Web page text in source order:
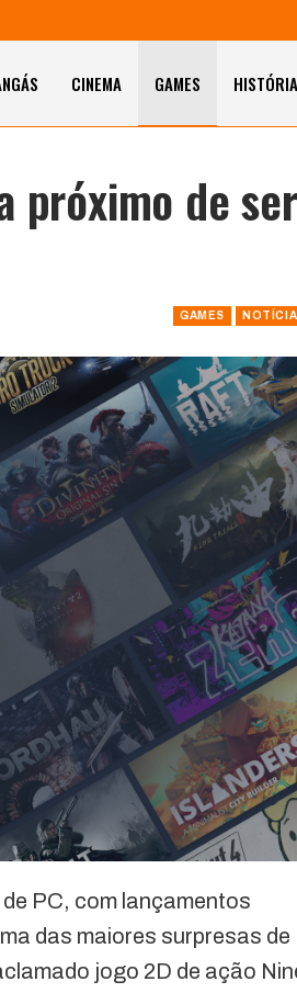
CINEMA GAMES HISTÓRIA
próximo de ser
GAMES
PC, com lançamentos
das maiores surpresas de
jogo 2D de ação